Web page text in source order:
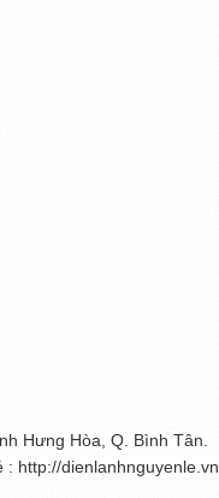
Hưng Hòa, Q. Bình Tân.
: http://dienlanhnguyenle.vn